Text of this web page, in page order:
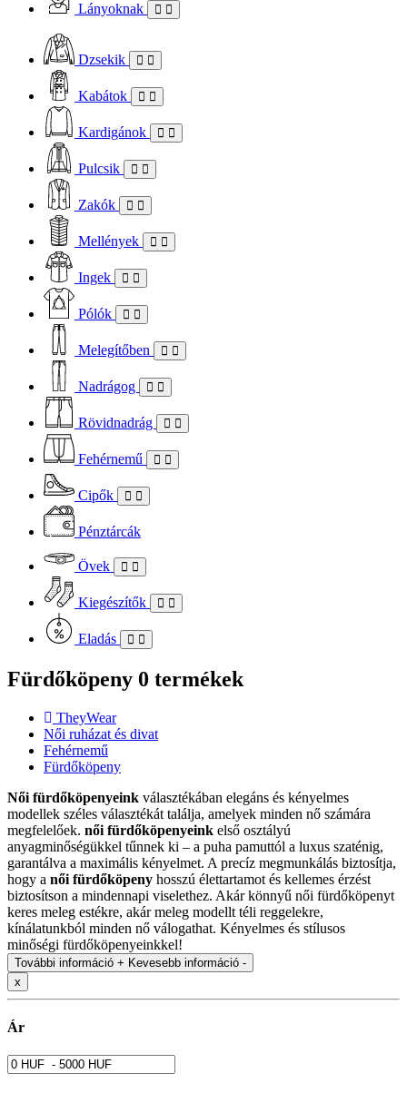
Lányoknak
Dzsekik
Kabátok
Kardigánok
Pulcsik
Zakók
Mellények
Ingek
Pólók
Melegítőben
Nadrágog
Rövidnadrág
Fehérnemű
Cipők
Pénztárcák
Övek
Kiegészítők
Eladás
Fürdőköpeny 0 termékek
TheyWear
Női ruházat és divat
Fehérnemű
Fürdőköpeny
Női fürdőköpenyeink választékában elegáns és kényelmes
modellek széles választékát találja, amelyek minden nő számára
megfelelőek. női fürdőköpenyeink első osztályú
anyagminőségükkel tűnnek ki – a puha pamuttól a luxus szaténig,
garantálva a maximális kényelmet. A precíz megmunkálás biztosítja,
hogy a női fürdőköpeny hosszú élettartamot és kellemes érzést
biztosítson a mindennapi viselethez. Akár könnyű női fürdőköpenyt
keres meleg estékre, akár meleg modellt téli reggelekre,
kínálatunkból minden nő válogathat. Kényelmes és stílusos
minőségi fürdőköpenyeinkkel!
További információ + Kevesebb információ -
x
Ár